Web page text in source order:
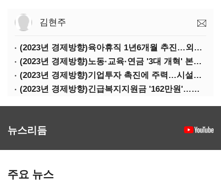
김현주
(2023년 경제방향)육아휴직 1년6개월 추진…외국인력 비자 쿼터 11만명 확대
(2023년 경제방향)노동·교육·연금 '3대 개혁' 본격화…상반기엔 근로시간 개편
(2023년 경제방향)기업투자 촉진에 주력…시설투자 '50조' 지원·공제율 10%↑
(2023년 경제방향)긴급복지지원금 '162만원'…기초연금 1만4000원·장애수당 2만원↑
뉴스리듬
주요 뉴스